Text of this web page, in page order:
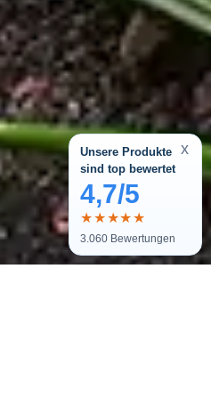
x
Unsere Produkte
sind top bewertet
4,7/5
★★★★★
3.060 Bewertungen